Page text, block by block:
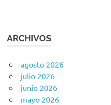
ARCHIVOS
agosto 2026
julio 2026
junio 2026
mayo 2026